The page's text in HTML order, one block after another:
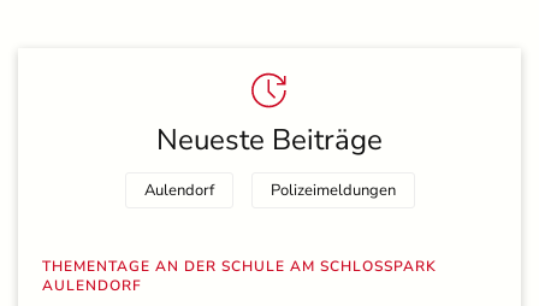
Neueste Beiträge
Aulendorf Polizeimeldungen
THEMENTAGE AN DER SCHULE AM SCHLOSSPARK
AULENDORF